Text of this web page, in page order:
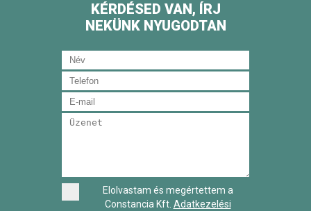
KÉRDÉSED VAN, ÍRJ
NEKÜNK NYUGODTAN
Elolvastam és megértettem a
Constancia Kft. Adatkezelési